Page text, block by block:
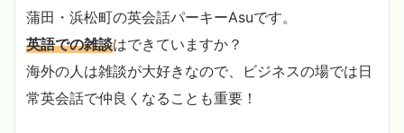
蒲田・浜松町の英会話パーキーAsuです。
英語での雑談はできていますか？
海外の人は雑談が大好きなので、ビジネスの場では日
常英会話で仲良くなることも重要！